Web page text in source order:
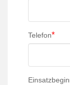
Telefon*